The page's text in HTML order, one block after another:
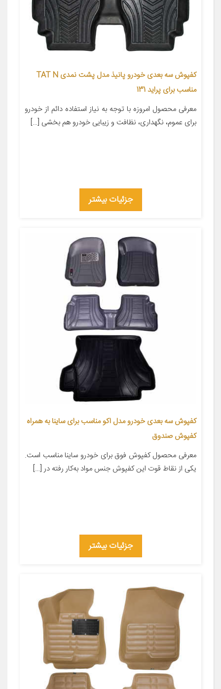
کفپوش سه بعدی خودرو پانیذ مدل پشت نمدی TAT N
مناسب برای پراید 131
معرفی محصول امروزه با توجه به نیاز استفاده دائم از خودرو
برای عموم، نگهداری، نظافت و زیبایی خودرو هم بخشی […]
جزئیات بیشتر
کفپوش سه بعدی خودرو مدل اکو مناسب برای ساینا به همراه
کفپوش صندوق
معرفی محصول کفپوش فوق برای خودرو ساینا مناسب است.
یکی از نقاط قوت این کفپوش جنس مواد به‌کار رفته در […]
جزئیات بیشتر